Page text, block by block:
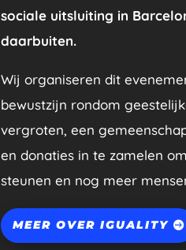
sociale uitsluiting in
daarbuiten.
Wij organiseren dit
bewustzijn rondom
vergroten, een
en donaties in te zamelen
steunen en nog meer
MEER OVER IGUALITY